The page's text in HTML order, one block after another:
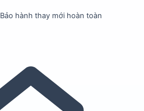
Bảo hành thay mới hoàn toàn